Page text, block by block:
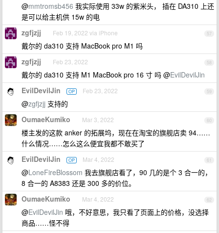
@mmtromsb456 我实际使用 33w 的紫米头， 插在 DA310 上还
是可以给主机供 15w 的电
57
zgfjzjj Feb 19, 2022 via iPhone
戴尔的 da310 支持 MacBook pro M1 吗
58
zgfjzjj Feb 23, 2022
戴尔的 da310 支持 M1 MacBook pro 16 寸 吗 @EvilDevilJin
59
EvilDevilJin OP Feb 23, 2022
@zgfjzjj 支持的
60
OumaeKumiko Mar 3, 2022
楼主发的这款 anker 的拓展坞，现在在淘宝的旗舰店卖 94……
什么情况……怎么这么便宜我都不敢买了
61
EvilDevilJin OP Mar 4, 2022
@LoneFireBlossom 我去旗舰店看了，90 几的是个 3 合一的，
8 合一的 A8383 还是 300 多的价位。
62
OumaeKumiko Mar 4, 2022
@EvilDevilJin 哦，不好意思，我只看了页面上的价格，没选择
商品……怪不得